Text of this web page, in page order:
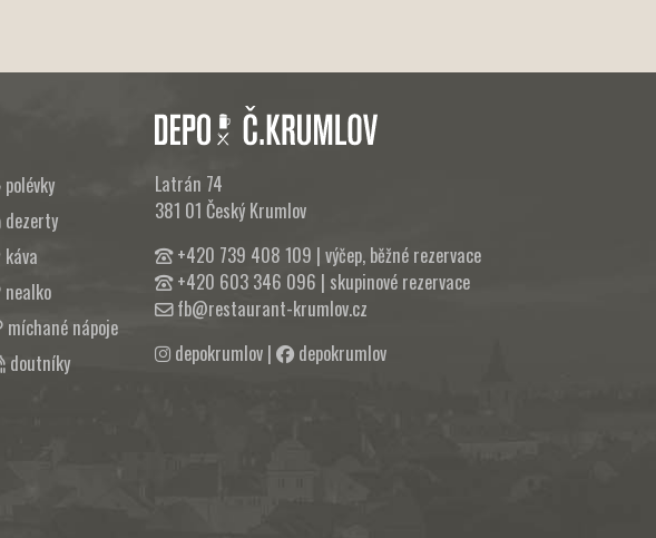
polévky
dezerty
káva
nealko
míchané nápoje
doutníky
Latrán 74
381 01 Český Krumlov
+420 739 408 109 | výčep, běžné rezervace
+420 603 346 096 | skupinové rezervace
fb@restaurant-krumlov.cz
depokrumlov| depokrumlov